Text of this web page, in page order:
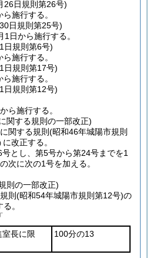
26日規則第26号)
施行する。
日規則第25号)
日から施行する。
日規則第6号)
施行する。
日規則第17号)
施行する。
日規則第12号)
ら施行する。
関する規則の一部改正)
関する規則 (昭和46年城陽市規則
改正する。
とし、第5号から第24号までを1
次に次の1号を加える。
則の一部改正)
則 (昭和54年城陽市規則第12号)の
。
長に限
100分の13